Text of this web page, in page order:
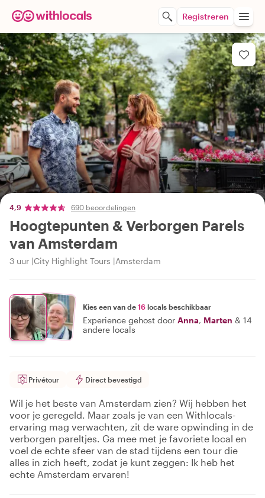
Registreren
4,9 690 beoordelingen
Hoogtepunten & Verborgen Parels
van Amsterdam
3 uur City Highlight Tours Amsterdam
Kies een van de 16 locals beschikbaar
Experience gehost door Anna, Marten & 14
andere locals
Privétour Direct bevestigd
Wil je het beste van Amsterdam zien? Wij hebben het
voor je geregeld. Maar zoals je van een Withlocals-
ervaring mag verwachten, zit de ware opwinding in de
verborgen pareltjes. Ga mee met je favoriete local en
voel de echte sfeer van de stad tijdens een tour die
alles in zich heeft, zodat je kunt zeggen: Ik heb het
echte Amsterdam ervaren!